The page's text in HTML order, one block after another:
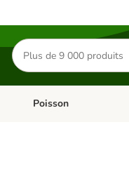
Rechercher
des
produits
Dérouler les catégories:
Poisson